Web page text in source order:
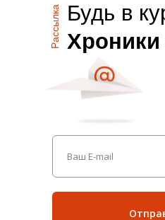
Будь в
Рассылка